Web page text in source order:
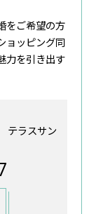
をご希望の方
ョッピング同
力を引き出す
テラスサン